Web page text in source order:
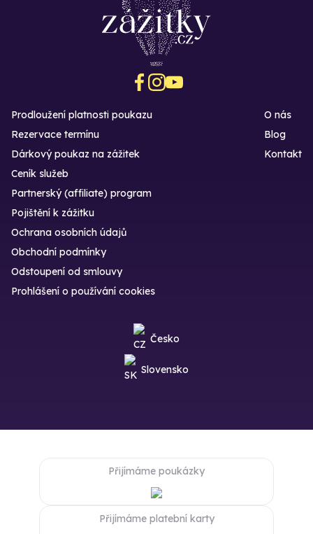
Prodloužení platnosti poukazu
Rezervace termínu
Dárkový poukaz na zážitek
O nás
Blog
Kontakt
Ceník služeb
Partnerský (affiliate) program
Pojištění k zážitku
Ochrana osobních údajů
Obchodní podmínky
Odstoupení od smlouvy
Prohlášení o používání cookies
Česko
Slovensko
Přijímáme poukázky
Přijímáme platební karty